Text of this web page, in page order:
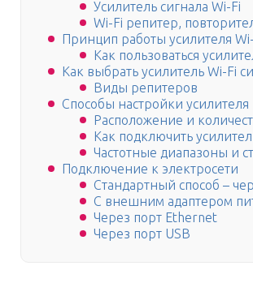
Усилитель сигнала Wi-Fi
Wi-Fi репитер,
Принцип работы усилителя
Как пользоваться
Как выбрать усилитель Wi-Fi
Виды репитеров
Способы настройки усилителя
Расположение и
Как подключить
Частотные диапазоны и
Подключение к электросети
Стандартный способ –
С внешним адаптером
Через порт Ethernet
Через порт USB